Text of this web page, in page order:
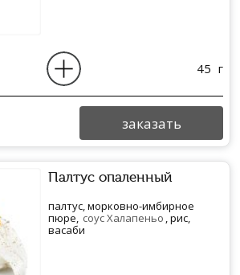
45 г
заказать
Палтус опаленный
палтус, морковно-имбирное
пюре, соус Халапеньо , рис,
васаби